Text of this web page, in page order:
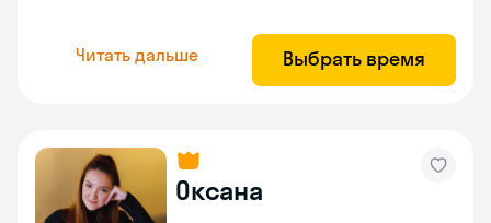
Читать дальше Выбрать время
Оксана